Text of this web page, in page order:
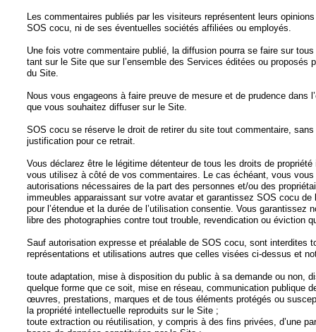
Les commentaires publiés par les visiteurs représentent leurs
SOS cocu, ni de ses éventuelles sociétés affiliées ou employés.
Une fois votre commentaire publié, la diffusion pourra se faire sur
tant sur le Site que sur l’ensemble des Services éditées ou proposés
du Site.
Nous vous engageons à faire preuve de mesure et de prudence dans
que vous souhaitez diffuser sur le Site.
SOS cocu se réserve le droit de retirer du site tout commentaire,
justification pour ce retrait.
Vous déclarez être le légitime détenteur de tous les droits de propriété
vous utilisez à côté de vos commentaires. Le cas échéant, vous vous
autorisations nécessaires de la part des personnes et/ou des
immeubles apparaissant sur votre avatar et garantissez SOS cocu de
pour l’étendue et la durée de l’utilisation consentie. Vous garantissez
libre des photographies contre tout trouble, revendication ou éviction
Sauf autorisation expresse et préalable de SOS cocu, sont interdites
représentations et utilisations autres que celles visées ci-dessus et
toute adaptation, mise à disposition du public à sa demande ou non,
quelque forme que ce soit, mise en réseau, communication publique
œuvres, prestations, marques et de tous éléments protégés ou
la propriété intellectuelle reproduits sur le Site ;
toute extraction ou réutilisation, y compris à des fins privées, d’une